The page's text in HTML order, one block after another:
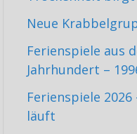
Neue
Ferienspiele aus
Jahrhundert –
Ferienspiele
läuft